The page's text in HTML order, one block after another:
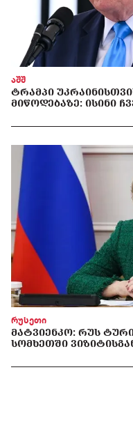
აშშ
ᲢᲠᲐᲛᲞᲘ
ᲛᲘᲬᲝᲓᲔᲑᲐᲖᲔ: ᲘᲡᲘᲜᲘ
რუსეთი
ᲛᲐᲢᲕᲘᲔᲜᲙᲝ: ᲠᲣᲡ
ᲡᲝᲛᲮᲔᲗᲨᲘ